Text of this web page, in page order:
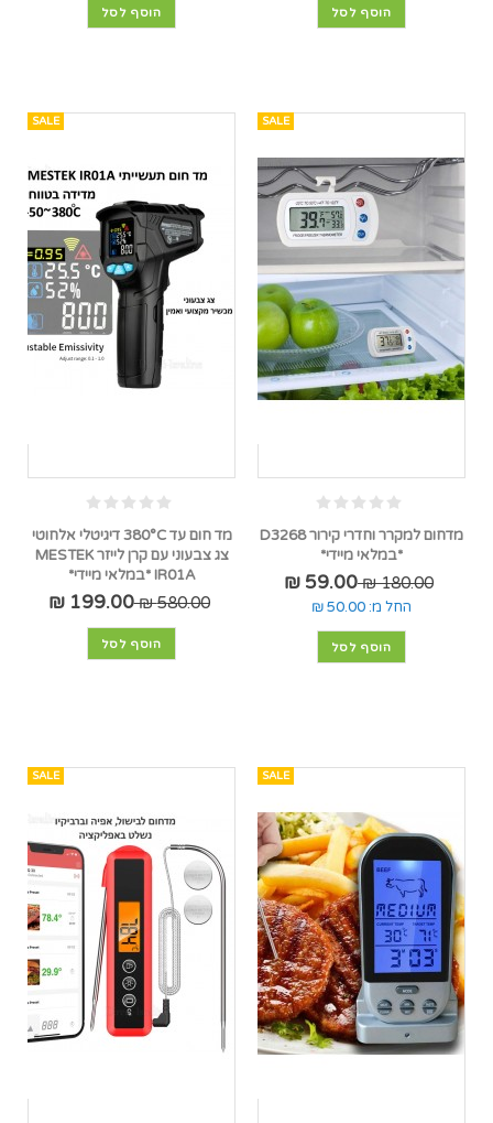
הוסף לסל הוסף לסל
SALE
מדחום למקרר וחדרי קירור D3268
*במלאי מיידי*
180.00 ₪
59.00 ₪
החל מ: 50.00 ₪
הוסף לסל
SALE
מד חום עד 380°C דיגיטלי אלחוטי
צג צבעוני עם קרן לייזר MESTEK
IR01A *במלאי מיידי*
580.00 ₪
199.00 ₪
הוסף לסל
SALE
SALE